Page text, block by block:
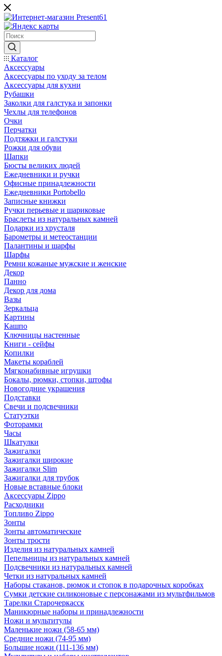
Каталог
Аксессуары
Аксессуары по уходу за телом
Аксессуары для кухни
Рубашки
Заколки для галстука и запонки
Чехлы для телефонов
Очки
Перчатки
Подтяжки и галстуки
Рожки для обуви
Шапки
Бюсты великих людей
Ежедневники и ручки
Офисные принадлежности
Ежедневники Portobello
Записные книжки
Ручки перьевые и шариковые
Браслеты из натуральных камней
Подарки из хрусталя
Барометры и метеостанции
Палантины и шарфы
Шарфы
Ремни кожаные мужские и женские
Декор
Панно
Декор для дома
Вазы
Зеркальца
Картины
Кашпо
Ключницы настенные
Книги - сейфы
Копилки
Макеты кораблей
Мягконабивные игрушки
Бокалы, рюмки, стопки, штофы
Новогодние украшения
Подставки
Свечи и подсвечники
Статуэтки
Фоторамки
Часы
Шкатулки
Зажигалки
Зажигалки широкие
Зажигалки Slim
Зажигалки для трубок
Новые вставные блоки
Аксессуары Zippo
Расходники
Топливо Zippo
Зонты
Зонты автоматические
Зонты трости
Изделия из натуральных камней
Пепельницы из натуральных камней
Подсвечники из натуральных камней
Четки из натуральных камней
Наборы стаканов, рюмок и стопок в подарочных коробках
Сумки детские силиконовые с персонажами из мультфильмов
Тарелки Старочеркасск
Маникюрные наборы и принадлежности
Ножи и мультитулы
Маленькие ножи (58-65 мм)
Средние ножи (74-95 мм)
Большие ножи (111-136 мм)